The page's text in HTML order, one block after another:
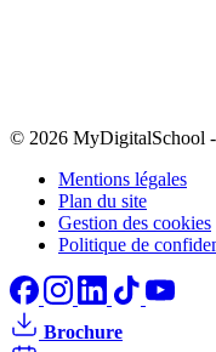
© 2026 MyDigitalSchool -
Mentions légales
Plan du site
Gestion des cookies
Politique de
Brochure